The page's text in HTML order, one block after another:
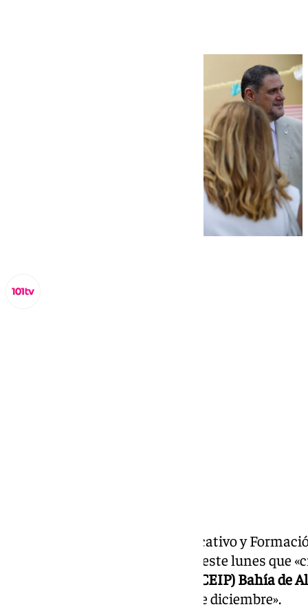
La consejera de Desarrollo Educativo y
Carmen Castillo, ha trasladado este lunes que
Educación Infantil y Primaria (CEIP) Bahía de
estar finalizadas «para el mes de diciembre».